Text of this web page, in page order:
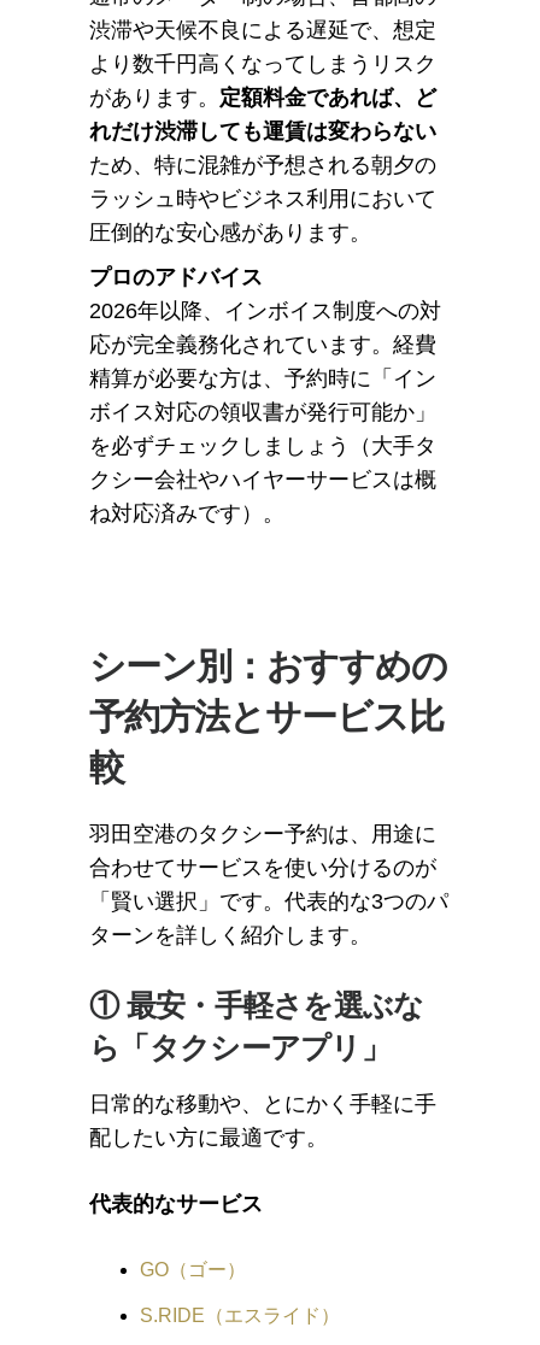
渋滞や天候不良による遅延で、想定
より数千円高くなってしまうリスク
があります。 定額料金であれば、ど
れだけ渋滞しても運賃は変わらない
ため、特に混雑が予想される朝夕の
ラッシュ時やビジネス利用において
圧倒的な安心感があります。
プロのアドバイス
2026年以降、インボイス制度への対
応が完全義務化されています。経費
精算が必要な方は、予約時に「イン
ボイス対応の領収書が発行可能か」
を必ずチェックしましょう（大手タ
クシー会社やハイヤーサービスは概
ね対応済みです）。
シーン別：おすすめの
予約方法とサービス比
較
羽田空港のタクシー予約は、用途に
合わせてサービスを使い分けるのが
「賢い選択」です。代表的な3つのパ
ターンを詳しく紹介します。
① 最安・手軽さを選ぶな
ら「タクシーアプリ」
日常的な移動や、とにかく手軽に手
配したい方に最適です。
代表的なサービス
GO（ゴー）
S.RIDE（エスライド）